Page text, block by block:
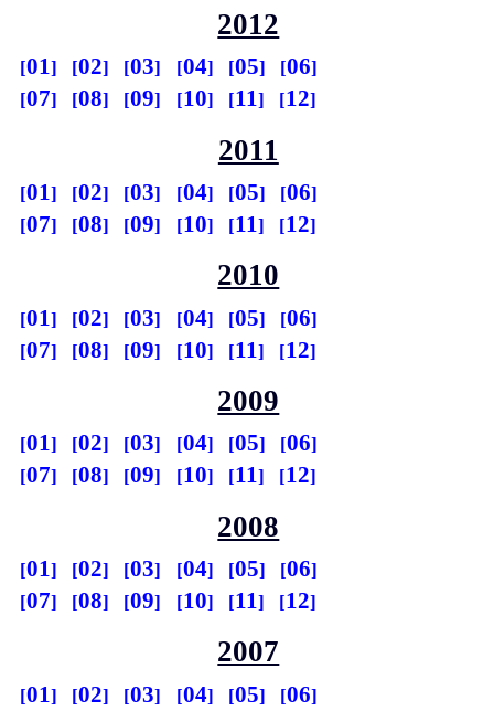
2012
01 02 03 04 05
06
07
08 09 10 11 12
2011
01 02 03 04 05
06
07
08 09 10 11 12
2010
01 02 03 04 05
06
07
08 09 10 11 12
2009
01 02 03 04 05
06
07
08 09 10 11 12
2008
01 02 03 04 05
06
07
08 09 10 11 12
2007
01 02 03 04 05
06